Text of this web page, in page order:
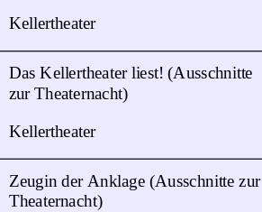
Kellertheater
Kellertheater
Das Kellertheater liest! (Ausschnitte
zur Theaternacht)
Zeugin der Anklage (Ausschnitte zur
Theaternacht)